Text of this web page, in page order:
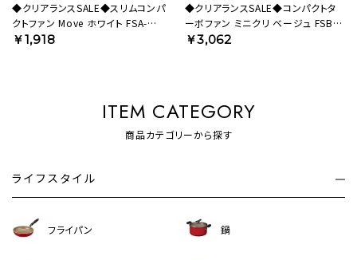
◆クリアランスSALE◆スリムコンパ
クトファン Move ホワイト FSA-
1012BWH【KA】
￥1,918
◆クリアランスSALE◆コンパクトタ
ーボファン ミニクリ ベージュ FSB-
63BBE【KA】
￥3,062
ITEM CATEGORY
商品カテゴリーから探す
ライフスタイル
フライパン 鍋